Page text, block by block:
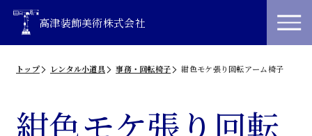
高津装飾美術株式会社
トップ レンタル小道具 事務・回転椅子 紺色モケ張り回転アーム椅子
紺色モケ張り回転